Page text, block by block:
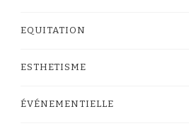
EQUITATION
ESTHETISME
ÉVÉNEMENTIELLE